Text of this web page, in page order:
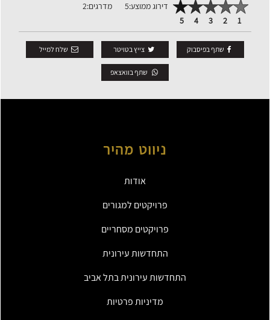
דירוג ממוצע:5 מדרגים:2
1
2
3
4
5
שתף בפיסבוק צייץ בטויטר שלח למייל
שתף בוואצאפ
ניווט מהיר
אודות
פרויקטים למגורים
פרויקטים מסחריים
התחדשות עירונית
התחדשות עירונית בתל אביב
מדיניות פרטיות